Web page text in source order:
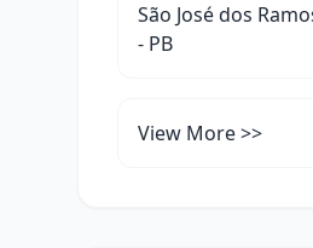
São José dos
- PB
View More >>